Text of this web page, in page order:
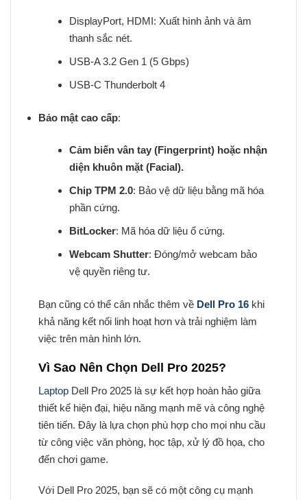
DisplayPort, HDMI : Xuất hình ảnh và âm
thanh sắc nét.
USB-A 3.2 Gen 1 (5 Gbps)
USB-C Thunderbolt 4
Bảo mật cao cấp:
Cảm biến vân tay (Fingerprint) hoặc nhận
diện khuôn mặt (Facial).
Chip TPM 2.0: Bảo vệ dữ liệu bằng mã hóa
phần cứng.
BitLocker: Mã hóa dữ liệu ổ cứng.
Webcam Shutter: Đóng/mở webcam bảo
vệ quyền riêng tư.
Bạn cũng có thể cân nhắc thêm về Dell Pro 16 khi
khả năng kết nối linh hoạt hơn và trải nghiệm làm
việc trên màn hình lớn.
Vì Sao Nên Chọn Dell Pro 2025?
Laptop Dell Pro 2025 là sự kết hợp hoàn hảo giữa
thiết kế hiện đại, hiệu năng mạnh mẽ và công nghệ
tiên tiến. Đây là lựa chọn phù hợp cho mọi nhu cầu
từ công việc văn phòng, học tập, xử lý đồ họa, cho
đến chơi game.
Với Dell Pro 2025, bạn sẽ có một công cụ mạnh